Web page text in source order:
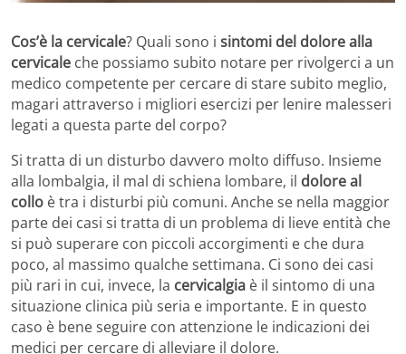
Cos’è la cervicale? Quali sono i sintomi del dolore alla
cervicale che possiamo subito notare per rivolgerci a un
medico competente per cercare di stare subito meglio,
magari attraverso i migliori esercizi per lenire malesseri
legati a questa parte del corpo?
Si tratta di un disturbo davvero molto diffuso. Insieme
alla lombalgia, il mal di schiena lombare, il dolore al
collo è tra i disturbi più comuni. Anche se nella maggior
parte dei casi si tratta di un problema di lieve entità che
si può superare con piccoli accorgimenti e che dura
poco, al massimo qualche settimana. Ci sono dei casi
più rari in cui, invece, la cervicalgia è il sintomo di una
situazione clinica più seria e importante. E in questo
caso è bene seguire con attenzione le indicazioni dei
medici per cercare di alleviare il dolore.